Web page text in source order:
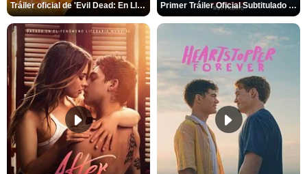
Tráiler oficial de 'Evil Dead: En Llamas' Primer Tráiler Oficial Subtitulado de 'La Noche Del Demonio: Están Entre Nosotros'